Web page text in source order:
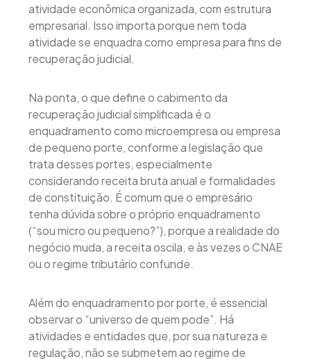
atividade econômica organizada, com estrutura
empresarial. Isso importa porque nem toda
atividade se enquadra como empresa para fins de
recuperação judicial.
Na ponta, o que define o cabimento da
recuperação judicial simplificada é o
enquadramento como microempresa ou empresa
de pequeno porte, conforme a legislação que
trata desses portes, especialmente
considerando receita bruta anual e formalidades
de constituição. É comum que o empresário
tenha dúvida sobre o próprio enquadramento
(“sou micro ou pequeno?”), porque a realidade do
negócio muda, a receita oscila, e às vezes o CNAE
ou o regime tributário confunde.
Além do enquadramento por porte, é essencial
observar o “universo de quem pode”. Há
atividades e entidades que, por sua natureza e
regulação, não se submetem ao regime de